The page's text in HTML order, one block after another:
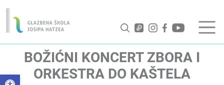
Open toolbar
BOŽIĆNI KONCERT ZBORA I
ORKESTRA DO KAŠTELA